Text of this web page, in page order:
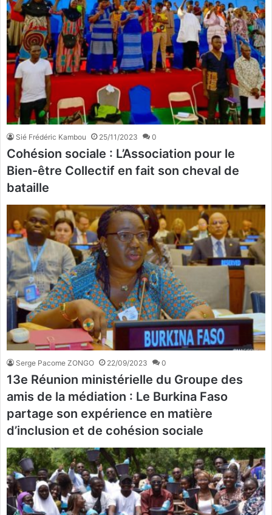
Sié Frédéric Kambou 25/11/2023 0
Cohésion sociale : L’Association pour le
Bien-être Collectif en fait son cheval de
bataille
Serge Pacome ZONGO 22/09/2023 0
13e Réunion ministérielle du Groupe des
amis de la médiation : Le Burkina Faso
partage son expérience en matière
d’inclusion et de cohésion sociale